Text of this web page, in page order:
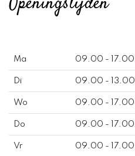
Ma 09.00 - 17.00
Di 09.00 - 13.00
Wo 09.00 - 17.00
Do 09.00 - 17.00
Vr 09.00 - 17.00